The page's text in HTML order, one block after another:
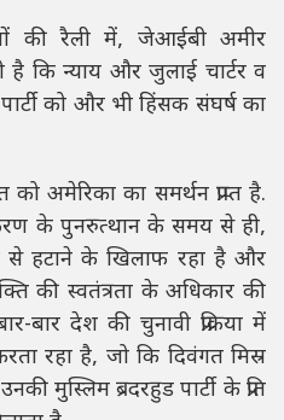
की रैली में, जेआईबी अमीर
है कि न्याय और जुलाई चार्टर व
पार्टी को और भी हिंसक संघर्ष का
अमेरिका का समर्थन प्राप्त है.
के पुनरुत्थान के समय से ही,
हटाने के खिलाफ रहा है और
की स्वतंत्रता के अधिकार की
देश की चुनावी प्रक्रिया में
रहा है, जो कि दिवंगत मिस्र
मुस्लिम ब्रदरहुड पार्टी के प्रति